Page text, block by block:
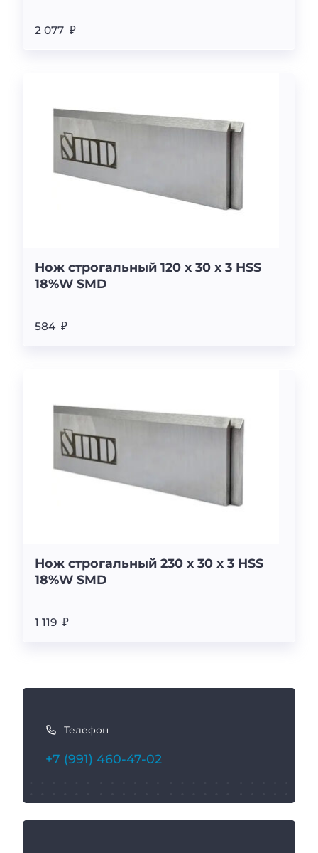
2 077 ₽
Нож строгальный 120 х 30 х 3 HSS
18%W SMD
584 ₽
Нож строгальный 230 х 30 х 3 HSS
18%W SMD
1 119 ₽
з
а
Телефон
+7 (991) 460-47-02